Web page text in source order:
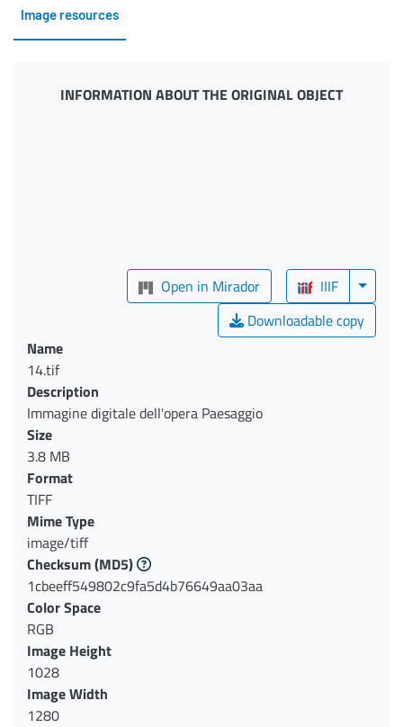
Image resources
INFORMATION ABOUT THE ORIGINAL OBJECT
Open in Mirador
IIIF
Downloadable copy
Name
14.tif
Description
Immagine digitale dell'opera Paesaggio
Size
3.8 MB
Format
TIFF
Mime Type
image/tiff
Checksum(MD5)
1cbeeff549802c9fa5d4b76649aa03aa
Color Space
RGB
Image Height
1028
Image Width
1280